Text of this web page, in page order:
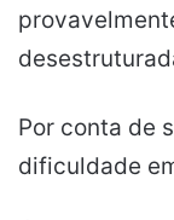
Por conta de
dificuldade